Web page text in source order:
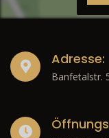
Adresse:
Banfetalstr.